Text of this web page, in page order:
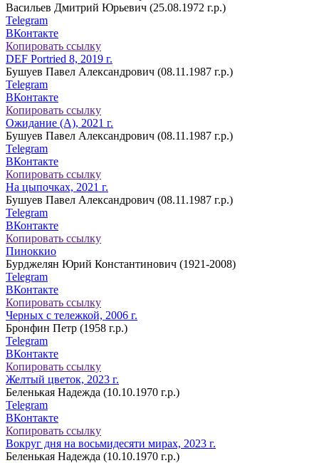
Васильев Дмитрий Юрьевич (25.08.1972 г.р.)
Telegram
ВКонтакте
Копировать ссылку
DEF Portried 8, 2019 г.
Бушуев Павел Александрович (08.11.1987 г.р.)
Telegram
ВКонтакте
Копировать ссылку
Ожидание (А), 2021 г.
Бушуев Павел Александрович (08.11.1987 г.р.)
Telegram
ВКонтакте
Копировать ссылку
На цыпочках, 2021 г.
Бушуев Павел Александрович (08.11.1987 г.р.)
Telegram
ВКонтакте
Копировать ссылку
Пиноккио
Бурджелян Юрий Константинович (1921-2008)
Telegram
ВКонтакте
Копировать ссылку
Черных с тележкой, 2006 г.
Бронфин Петр (1958 г.р.)
Telegram
ВКонтакте
Копировать ссылку
Желтый цветок, 2023 г.
Беленькая Надежда (10.10.1970 г.р.)
Telegram
ВКонтакте
Копировать ссылку
Вокруг дня на восьмидесяти мирах, 2023 г.
Беленькая Надежда (10.10.1970 г.р.)